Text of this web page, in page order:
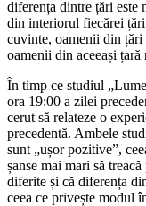
diferența dintre țări este
din interiorul fiecărei
cuvinte, oamenii din țări
oamenii din aceeași
În timp ce studiul
ora 19:00 a zilei
cerut să relateze o
precedentă. Ambele
sunt „ușor pozitive”,
șanse mai mari să
diferite și că diferența
ceea ce privește modul